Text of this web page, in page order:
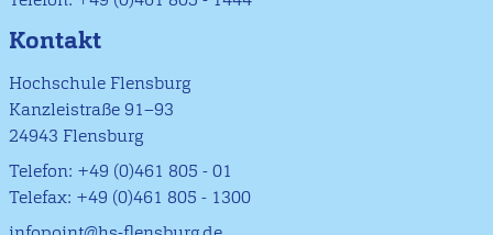
Kontakt
Hochschule Flensburg
Kanzleistraße 91–93
24943 Flensburg
Telefon: +49 (0)461 805 - 01
Telefax: +49 (0)461 805 - 1300